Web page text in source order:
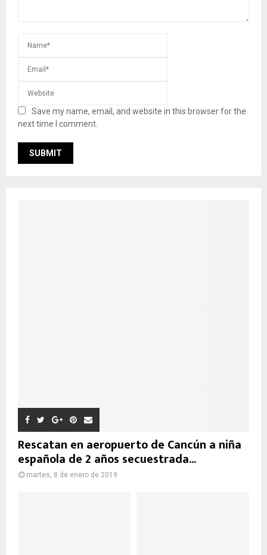
Save my name, email, and website in this browser for the
next time I comment.
Rescatan en aeropuerto de Cancún a niña
española de 2 años secuestrada...
martes, 8 de enero de 2019